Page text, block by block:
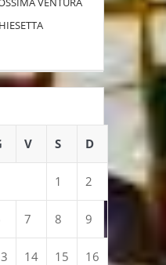
V S D
1 2
7 8 9
14 15 16